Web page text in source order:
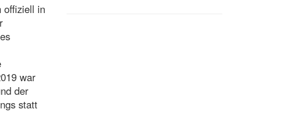
offiziell in
war
der
statt